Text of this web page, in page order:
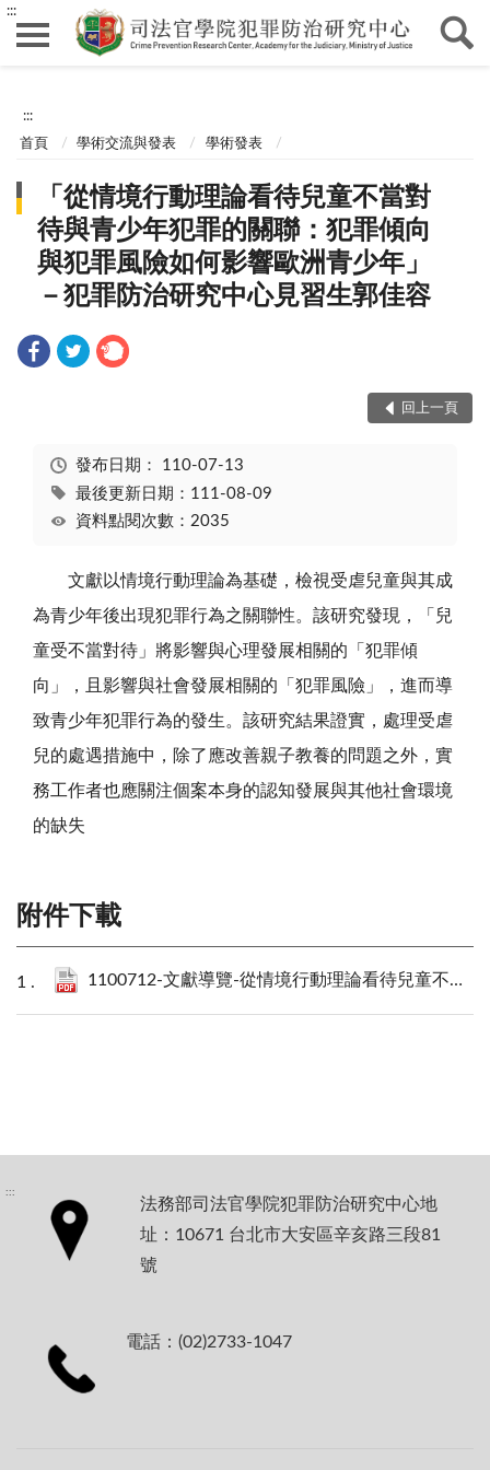
:::
:::
首頁 學術交流與發表 學術發表
「從情境行動理論看待兒童不當對
待與青少年犯罪的關聯：犯罪傾向
與犯罪風險如何影響歐洲青少年」
－犯罪防治研究中心見習生郭佳容
回上一頁
發布日期： 110-07-13
最後更新日期：111-08-09
資料點閱次數：2035
文獻以情境行動理論為基礎，檢視受虐兒童與其成
為青少年後出現犯罪行為之關聯性。該研究發現，「兒
童受不當對待」將影響與心理發展相關的「犯罪傾
向」，且影響與社會發展相關的「犯罪風險」，進而導
致青少年犯罪行為的發生。該研究結果證實，處理受虐
兒的處遇措施中，除了應改善親子教養的問題之外，實
務工作者也應關注個案本身的認知發展與其他社會環境
的缺失
附件下載
1100712-文獻導覽-從情境行動理論看待兒童不當對待與青少年犯罪的關聯：犯罪傾向與犯罪風險如何影響歐洲青少年.pdf
:::
法務部司法官學院犯罪防治研究中心地
址：10671 台北市大安區辛亥路三段81
號
電話：(02)2733-1047